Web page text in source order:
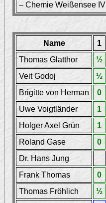
– Chemie Weißensee IV
Name 1
Thomas Glatthor
½
Veit Godoj
½
Brigitte von Herman
0
Uwe Voigtländer
1
Holger Axel Grün
1
Roland Gase
0
Dr. Hans Jung
Frank Thomas
0
Thomas Fröhlich
½